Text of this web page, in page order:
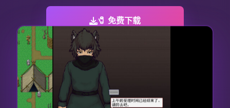
🧷 免费下载